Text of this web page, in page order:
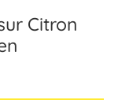
Citron